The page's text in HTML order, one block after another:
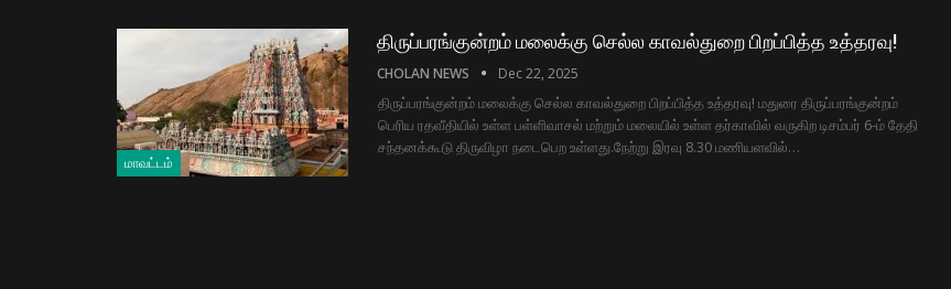
மாவட்டம்
திருப்பரங்குன்றம் மலைக்கு செல்ல காவல்துறை பிறப்பித்த உத்தரவு!
CHOLAN NEWS Dec 22, 2025
திருப்பரங்குன்றம் மலைக்கு செல்ல காவல்துறை பிறப்பித்த உத்தரவு! மதுரை திருப்பரங்குன்றம்
பெரிய ரதவீதியில் உள்ள பள்ளிவாசல் மற்றும் மலையில் உள்ள தர்காவில் வருகிற டிசம்பர் 6-ம் தேதி
சந்தனக்கூடு திருவிழா நடைபெற உள்ளது.நேற்று இரவு 8.30 மணியளவில்…